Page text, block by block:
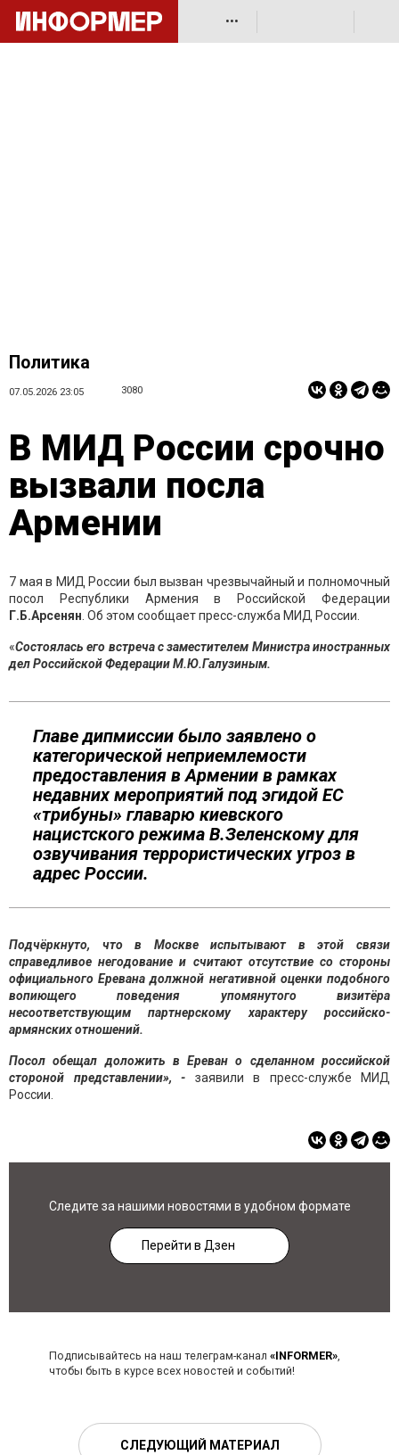
•••
Политика
07.05.2026 23:05 3080
В МИД России срочно
вызвали посла
Армении
7 мая в МИД России был вызван чрезвычайный и полномочный
посол Республики Армения в Российской Федерации
Г.Б.Арсенян . Об этом сообщает пресс-служба МИД России.
«Состоялась его встреча с заместителем Министра иностранных
дел Российской Федерации М.Ю.Галузиным.
Главе дипмиссии было заявлено о
категорической неприемлемости
предоставления в Армении в рамках
недавних мероприятий под эгидой ЕС
«трибуны» главарю киевского
нацистского режима В.Зеленскому для
озвучивания террористических угроз в
адрес России.
Подчёркнуто, что в Москве испытывают в этой связи
справедливое негодование и считают отсутствие со стороны
официального Еревана должной негативной оценки подобного
вопиющего поведения упомянутого визитёра
несоответствующим партнерскому характеру российско-
армянских отношений.
Посол обещал доложить в Ереван о сделанном российской
стороной представлении», - заявили в пресс-службе МИД
России.
Следите за нашими новостями в удобном формате
Перейти в Дзен
Подписывайтесь на наш телеграм-канал «INFORMER»,
чтобы быть в курсе всех новостей и событий!
СЛЕДУЮЩИЙ МАТЕРИАЛ